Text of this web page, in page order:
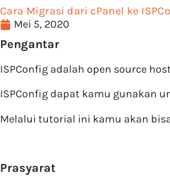
Cara Migrasi dari cPanel ke
Mei 5, 2020
Pengantar
ISPConfig adalah open source
ISPConfig dapat kamu gunakan
Melalui tutorial ini kamu akan
Prasyarat